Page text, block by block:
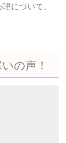
について、
の声！